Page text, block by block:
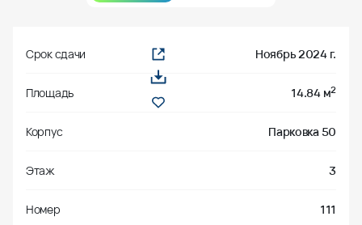
Срок сдачи Ноябрь 2024 г.
Площадь 14.84 м2
Корпус Парковка 50
Этаж 3
Номер 111